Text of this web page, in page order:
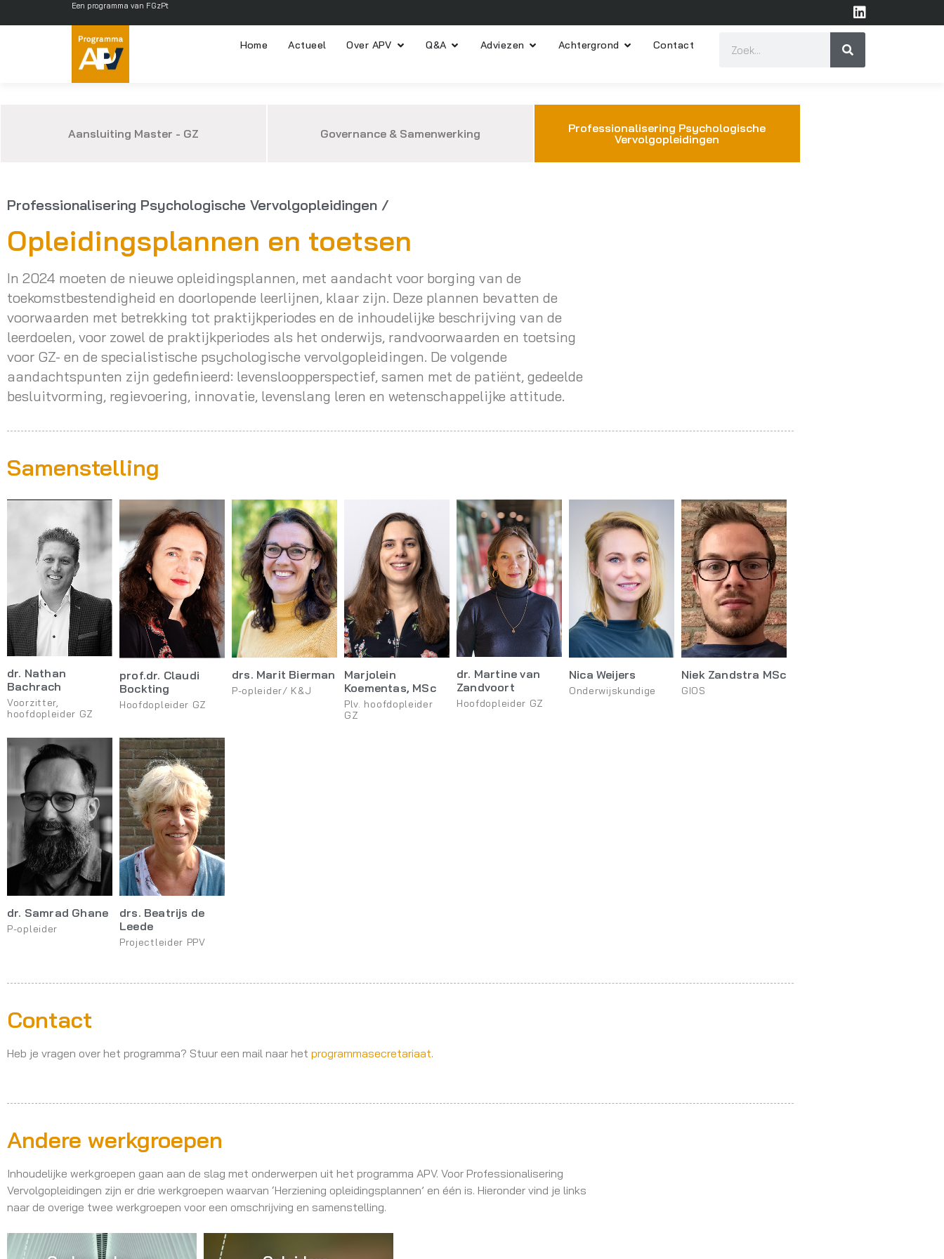
Een programma van FGzPt
Home Actueel Over APV Q&A Adviezen Achtergrond Contact
Aansluiting Master - GZ Governance & Samenwerking
Professionalisering Psychologische
Vervolgopleidingen
Professionalisering Psychologische Vervolgopleidingen /
Opleidingsplannen en toetsen
In 2024 moeten de nieuwe opleidingsplannen, met aandacht voor borging van de
toekomstbestendigheid en doorlopende leerlijnen, klaar zijn. Deze plannen bevatten de
voorwaarden met betrekking tot praktijkperiodes en de inhoudelijke beschrijving van de
leerdoelen, voor zowel de praktijkperiodes als het onderwijs, randvoorwaarden en toetsing
voor GZ- en de specialistische psychologische vervolgopleidingen. De volgende
aandachtspunten zijn gedefinieerd: levensloopperspectief, samen met de patiënt, gedeelde
besluitvorming, regievoering, innovatie, levenslang leren en wetenschappelijke attitude.
Samenstelling
dr. Nathan
Bachrach
Voorzitter,
hoofdopleider GZ
prof.dr. Claudi
Bockting
Hoofdopleider GZ
drs. Marit Bierman
P-opleider/ K&J
Marjolein
Koementas, MSc
Plv. hoofdopleider
GZ
dr. Martine van
Zandvoort
Hoofdopleider GZ
Nica Weijers
Onderwijskundige
Niek Zandstra MSc
GIOS
dr. Samrad Ghane
P-opleider
drs. Beatrijs de
Leede
Projectleider PPV
Contact
Heb je vragen over het programma? Stuur een mail naar het programmasecretariaat.
Andere werkgroepen
Inhoudelijke werkgroepen gaan aan de slag met onderwerpen uit het programma APV. Voor Professionalisering
Vervolgopleidingen zijn er drie werkgroepen waarvan ‘Herziening opleidingsplannen’ en één is. Hieronder vind je links
naar de overige twee werkgroepen voor een omschrijving en samenstelling.